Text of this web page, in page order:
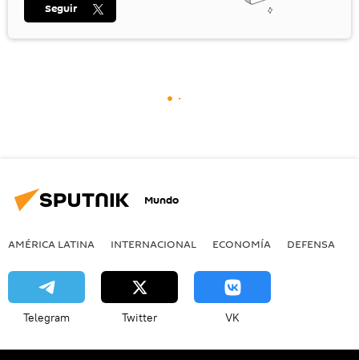
Seguir
Mundo
AMÉRICA LATINA INTERNACIONAL ECONOMÍA DEFENSA
Telegram Twitter VK